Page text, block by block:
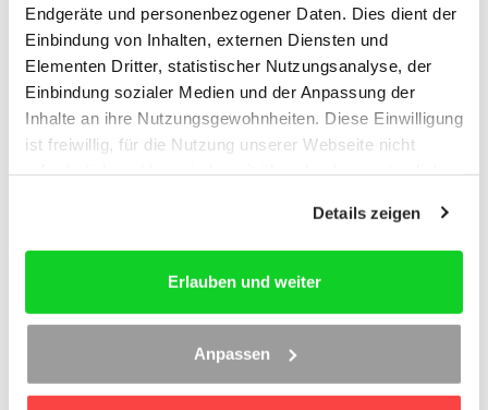
Endgeräte und personenbezogener Daten. Dies dient der
Einbindung von Inhalten, externen Diensten und
Elementen Dritter, statistischer Nutzungsanalyse, der
Einbindung sozialer Medien und der Anpassung der
Inhalte an ihre Nutzungsgewohnheiten. Diese Einwilligung
ist freiwillig, für die Nutzung unserer Webseite nicht
und imImpressum
Details zeigen
Erlauben und weiter
Anpassen
Infografiken für Mandanten
Ein Bild sagt mehr als 1.000 Worte
So wecken Sie die Aufmerksamkeit Ihrer textmüden